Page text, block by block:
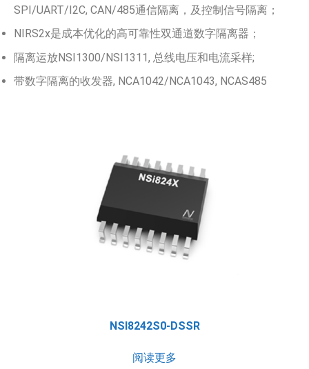
SPI/UART/I2C, CAN/485通信隔离，及控制信号隔离；
NIRS2x是成本优化的高可靠性双通道数字隔离器；
隔离运放NSI1300/NSI1311, 总线电压和电流采样;
带数字隔离的收发器, NCA1042/NCA1043, NCAS485
NSI8242S0-DSSR
阅读更多